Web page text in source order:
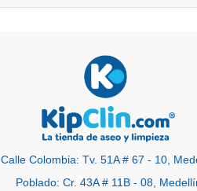
Calle Colombia: Tv. 51A # 67 - 10,
Poblado: Cr. 43A # 11B - 08,